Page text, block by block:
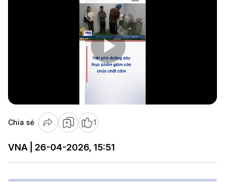
Play
Video
Chia sẻ 1
VNA | 26-04-2026, 15:51